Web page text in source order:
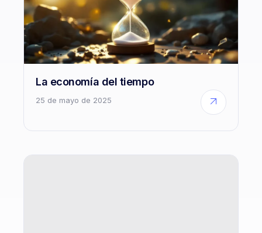
La economía del tiempo
25 de mayo de 2025